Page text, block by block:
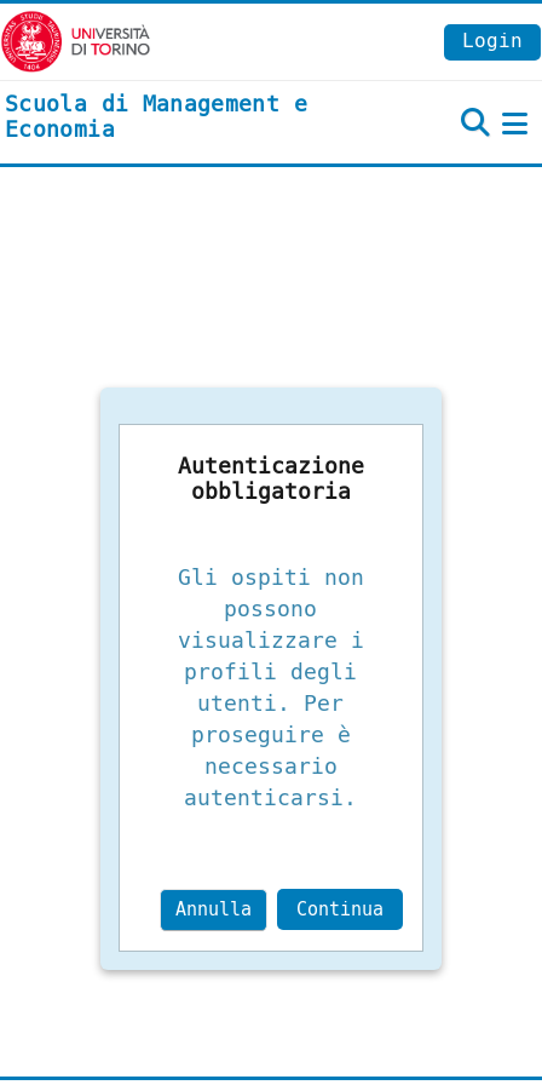
Vai al contenuto principale
Login
Scuola di Management e
Economia
Autenticazione
obbligatoria
Gli ospiti non
possono
visualizzare i
profili degli
utenti. Per
proseguire è
necessario
autenticarsi.
Annulla Continua